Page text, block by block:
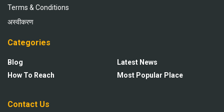
Terms & Conditions
अस्वीकरण
Categories
Blog
How To Reach
Latest News
Most Popular Place
Contact Us